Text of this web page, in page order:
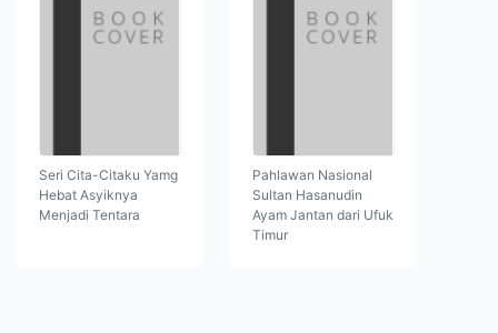
Seri Cita-Citaku Yamg
Hebat Asyiknya
Menjadi Tentara
Pahlawan Nasional
Sultan Hasanudin
Ayam Jantan dari Ufuk
Timur